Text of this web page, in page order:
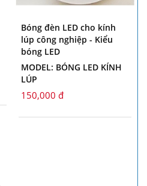
Bóng đèn LED cho kính
lúp công nghiệp - Kiểu
bóng LED
MODEL: BÓNG LED KÍNH
LÚP
150,000 đ